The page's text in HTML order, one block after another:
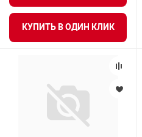
КУПИТЬ В ОДИН КЛИК